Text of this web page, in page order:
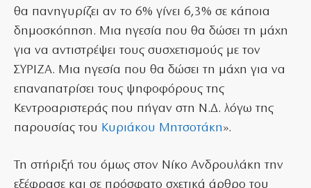
θα πανηγυρίζει αν το 6% γίνει 6,3% σε κάποια
δημοσκόπηση. Μια ηγεσία που θα δώσει τη μάχη
για να αντιστρέψει τους συσχετισμούς με τον
ΣΥΡΙΖΑ. Μια ηγεσία που θα δώσει τη μάχη για να
επαναπατρίσει τους ψηφοφόρους της
Κεντροαριστεράς που πήγαν στη Ν.Δ. λόγω της
παρουσίας του Κυριάκου Μητσοτάκη».
Τη στήριξή του όμως στον Νίκο Ανδρουλάκη την
εξέφρασε και σε πρόσφατο σχετικά άρθρο του